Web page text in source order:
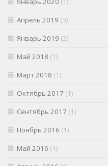
Апрель 2019 (3)
Январь 2019 (2)
Май 2018 (1)
Март 2018 (1)
Октябрь 2017 (1)
Сентябрь 2017 (1)
Ноябрь 2016 (1)
Май 2016 (1)